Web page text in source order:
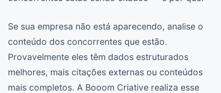
Se sua empresa não está aparecendo, analise o
conteúdo dos concorrentes que estão.
Provavelmente eles têm dados estruturados
melhores, mais citações externas ou conteúdos
mais completos. A Booom Criative realiza esse